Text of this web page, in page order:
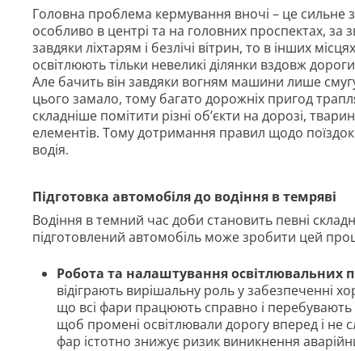
Головна проблема кермування вночі – це сильне
особливо в центрі та на головних проспектах,
завдяки ліхтарям і безлічі вітрин, то в інших
освітлюють тільки невеликі ділянки вздовж
Але бачить він завдяки вогням машини лише
цього замало, тому багато дорожніх пригод
складніше помітити різні об’єкти на дорозі,
елементів. Тому дотримання правил щодо
водія.
Підготовка автомобіля до водіння в темряві
Водіння в темний час доби становить певні
підготовлений автомобіль може зробити цей
Робота та налаштування освітлювальних
відіграють вирішальну роль у забезпеченні
що всі фари працюють справно і перебувають
щоб промені освітлювали дорогу вперед і не
фар істотно знижує ризик виникнення